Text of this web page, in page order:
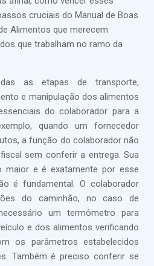
cruciais do Manual de Boas
Alimentos que merecem
que trabalham no ramo da
as etapas de transporte,
e manipulação dos alimentos
do colaborador para a
quando um fornecedor
a função do colaborador não
sem conferir a entrega. Sua
maior e é exatamente por esse
é fundamental. O colaborador
do caminhão, no caso de
um termômetro para
e dos alimentos verificando
os parâmetros estabelecidos
Também é preciso conferir se